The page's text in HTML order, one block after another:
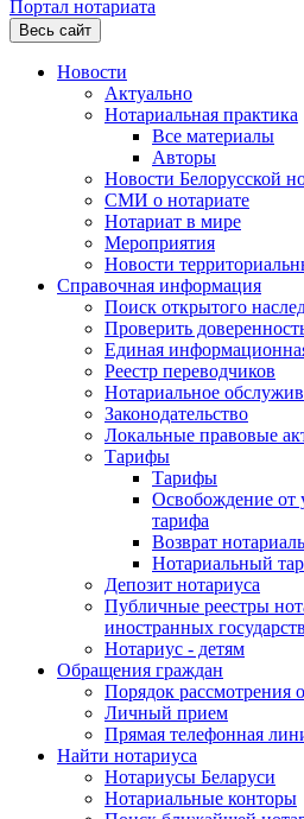
Портал нотариата
Весь сайт
Новости
Актуально
Нотариальная практика
Все материалы
Авторы
Новости Белорусской
СМИ о нотариате
Нотариат в мире
Мероприятия
Новости
Справочная информация
Поиск открытого
Проверить
Единая
Реестр переводчиков
Нотариальное
Законодательство
Локальные правовые
Тарифы
Тарифы
Освобождение от
тарифа
Возврат
Нотариальный
Депозит нотариуса
Публичные реестры
иностранных государств
Нотариус - детям
Обращения граждан
Порядок рассмотрения
Личный прием
Прямая телефонная
Найти нотариуса
Нотариусы Беларуси
Нотариальные конторы